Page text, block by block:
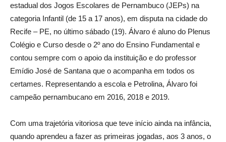
estadual dos Jogos Escolares de Pernambuco (JEPs) na
categoria Infantil (de 15 a 17 anos), em disputa na cidade do
Recife – PE, no último sábado (19). Álvaro é aluno do Plenus
Colégio e Curso desde o 2º ano do Ensino Fundamental e
contou sempre com o apoio da instituição e do professor
Emídio José de Santana que o acompanha em todos os
certames. Representando a escola e Petrolina, Álvaro foi
campeão pernambucano em 2016, 2018 e 2019.
Com uma trajetória vitoriosa que teve início ainda na infância,
quando aprendeu a fazer as primeiras jogadas, aos 3 anos, o